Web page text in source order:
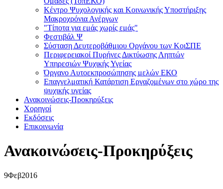
Κέντρο Ψυχολογικής και Κοινωνικής Υποστήριξης
Μακροχρόνια Ανέργων
"Τίποτα για εμάς χωρίς εμάς"
Φεστιβάλ Ψ
Σύσταση Δευτεροβάθμιου Οργάνου των ΚοιΣΠΕ
Περιφερειακοί Πυρήνες Δικτύωσης Ληπτών
Υπηρεσιών Ψυχικής Υγείας
Όργανο Αυτοεκπροσώπησης μελών ΕΚΟ
Επαγγελματική Κατάρτιση Εργαζομένων στο χώρο της
ψυχικής υγείας
Ανακοινώσεις-Προκηρύξεις
Χορηγοί
Εκδόσεις
Επικοινωνία
Ανακοινώσεις-Προκηρύξεις
9Φεβ2016